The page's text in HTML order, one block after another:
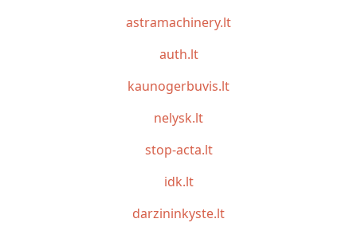
astramachinery.lt
auth.lt
kaunogerbuvis.lt
nelysk.lt
stop-acta.lt
idk.lt
darzininkyste.lt